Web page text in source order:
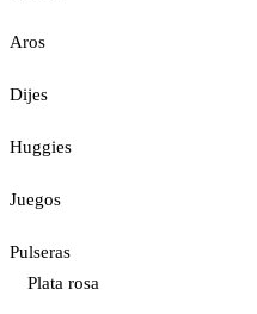
Aros
Dijes
Huggies
Juegos
Pulseras
Plata rosa